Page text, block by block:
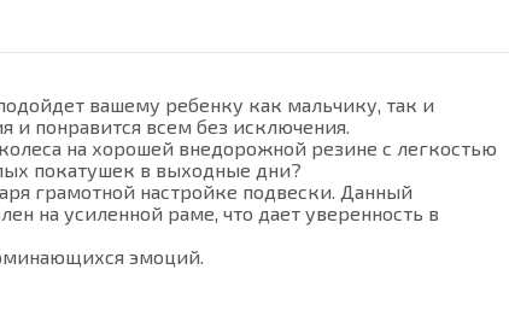
вашему ребенку как мальчику, так и
и понравится всем без исключения.
на хорошей внедорожной резине с легкостью
покатушек в выходные дни?
грамотной настройке подвески. Данный
на усиленной раме, что дает уверенность в
эмоций.